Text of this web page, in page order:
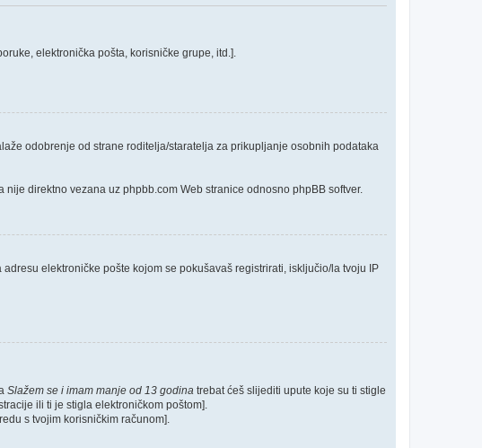
elektronička pošta, korisničke grupe, itd.].
odobrenje od strane roditelja/staratelja za prikupljanje osobnih podataka
direktno vezana uz phpbb.com Web stranice odnosno phpBB softver.
elektroničke pošte kojom se pokušavaš registrirati, isključio/la tvoju IP
Slažem se i imam manje od 13 godina trebat ćeš slijediti upute koje su ti stigle
ili ti je stigla elektroničkom poštom].
s tvojim korisničkim računom].